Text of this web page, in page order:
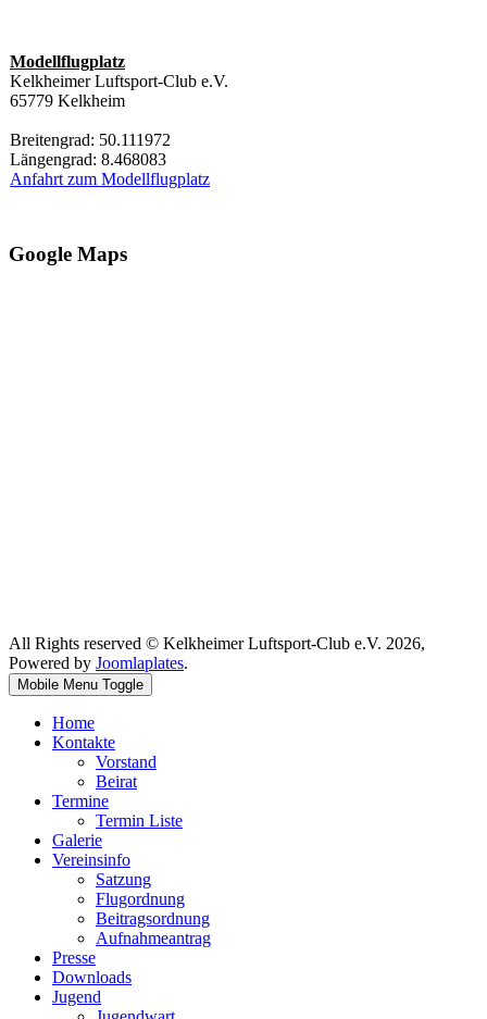
Modellflugplatz
Kelkheimer Luftsport-Club e.V.
65779 Kelkheim
Breitengrad: 50.111972
Längengrad: 8.468083
Anfahrt zum Modellflugplatz
Google Maps
All Rights reserved © Kelkheimer Luftsport-Club e.V. 2026,
Powered by Joomlaplates.
Mobile Menu Toggle
Home
Kontakte
Vorstand
Beirat
Termine
Termin Liste
Galerie
Vereinsinfo
Satzung
Flugordnung
Beitragsordnung
Aufnahmeantrag
Presse
Downloads
Jugend